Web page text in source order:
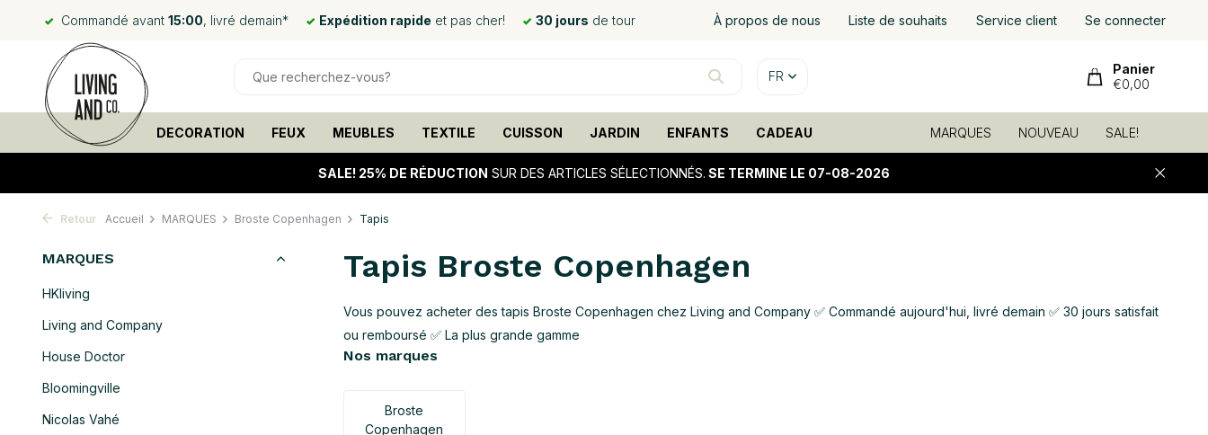
Commandé avant 15:00, livré demain* Expédition rapide et pas cher! 30 jours de tour À propos de nous Liste de souhaits Service client Se connecter
FR
Panier
€0,00
DECORATION FEUX MEUBLES TEXTILE CUISSON JARDIN ENFANTS CADEAU MARQUES NOUVEAU SALE!
SALE! 25% DE RÉDUCTION SUR DES ARTICLES SÉLECTIONNÉS. SE TERMINE LE 07-08-2026
Retour Accueil MARQUES Broste Copenhagen Tapis
MARQUES
HKliving
Living and Company
House Doctor
Bloomingville
Nicolas Vahé
Tapis Broste Copenhagen
Vous pouvez acheter des tapis Broste Copenhagen chez Living and Company ✅ Commandé aujourd'hui, livré demain ✅ 30 jours satisfait
ou remboursé ✅ La plus grande gamme
Nos marques
Broste
Copenhagen